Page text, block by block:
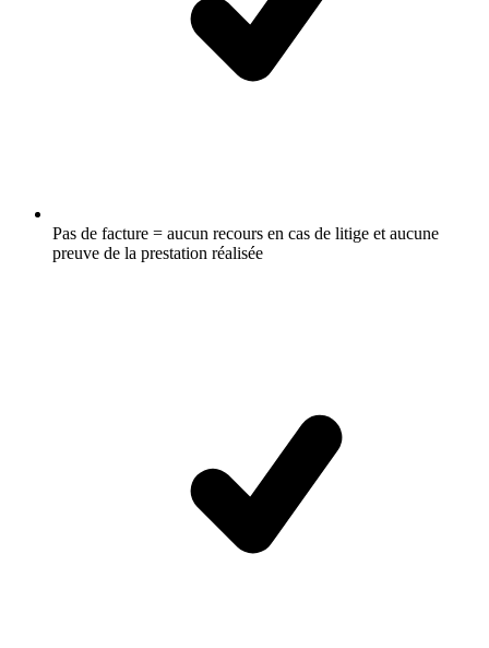
Pas de facture = aucun recours en cas de litige et aucune
preuve de la prestation réalisée